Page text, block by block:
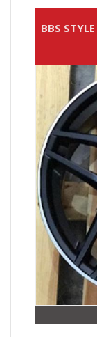
BBS